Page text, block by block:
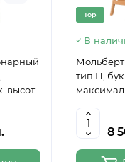
высота
Top
В
тип Н,
6059
8